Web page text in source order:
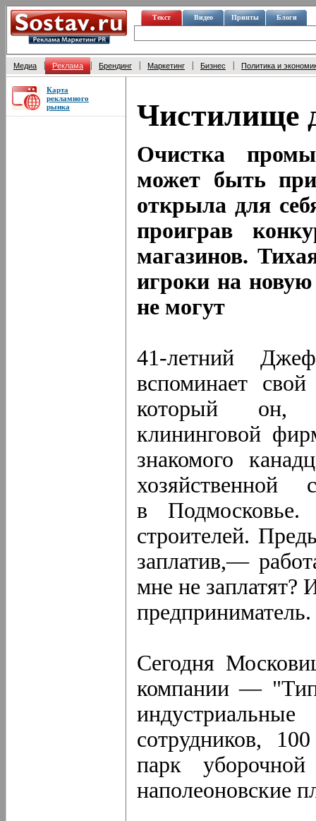
Текст Видео Принты Блоги
Медиа Реклама Брендинг Маркетинг Бизнес Политика и
Карта
рекламного
рынка
Чистилище
Очистка
может быть
открыла для
проиграв
магазинов.
игроки на
не могут
41-летний
вспоминает
который он,
клининговой
знакомого
в
строителей.
заплатив,—
мне не
предприниматель.
Сегодня
компании —
сотрудников,
парк
наполеоновские